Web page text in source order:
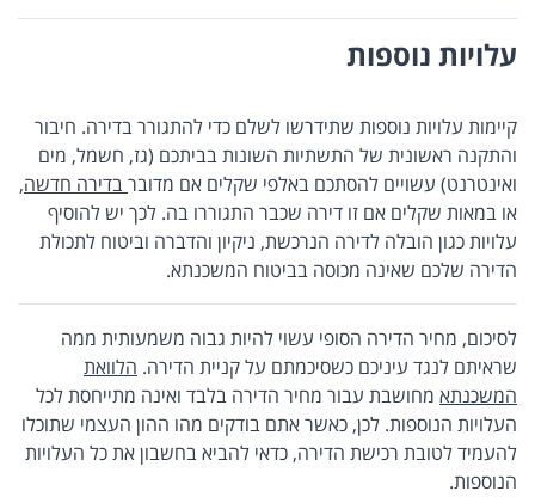
עלויות נוספות
קיימות עלויות נוספות שתידרשו לשלם כדי להתגורר בדירה. חיבור
והתקנה ראשונית של התשתיות השונות בביתכם (גז, חשמל, מים
ואינטרנט) עשויים להסתכם באלפי שקלים אם מדוברבדירה חדשה,
או במאות שקלים אם זו דירה שכבר התגוררו בה. לכך יש להוסיף
עלויות כגון הובלה לדירה הנרכשת, ניקיון והדברה וביטוח לתכולת
הדירה שלכם שאינה מכוסה בביטוח המשכנתא.
לסיכום, מחיר הדירה הסופי עשוי להיות גבוה משמעותית ממה
שראיתם לנגד עיניכם כשסיכמתם על קניית הדירה. הלוואת
המשכנתא מחושבת עבור מחיר הדירה בלבד ואינה מתייחסת לכל
העלויות הנוספות. לכן, כאשר אתם בודקים מהו ההון העצמי שתוכלו
להעמיד לטובת רכישת הדירה, כדאי להביא בחשבון את כל העלויות
הנוספות.